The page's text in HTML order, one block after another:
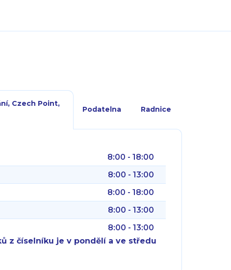
Czech Point,
Podatelna Radnice
8:00 - 18:00
8:00 - 13:00
8:00 - 18:00
8:00 - 13:00
8:00 - 13:00
z číselníku je v pondělí a ve středu